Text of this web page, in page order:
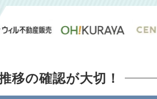
移の確認が大切！